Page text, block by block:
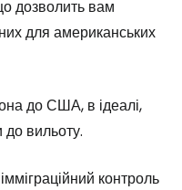
дозволить вам
для американських
до США, в ідеалі,
вильоту.
контроль